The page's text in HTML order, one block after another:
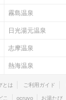
霧島温泉
日光湯元温泉
志摩温泉
熱海温泉
とは ご利用ガイド
こ ocruyo お湯たび